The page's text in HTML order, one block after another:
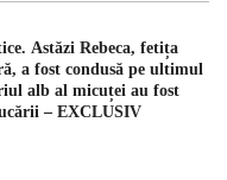
Astăzi Rebeca, fetița
a fost condusă pe ultimul
alb al micuței au fost
– EXCLUSIV